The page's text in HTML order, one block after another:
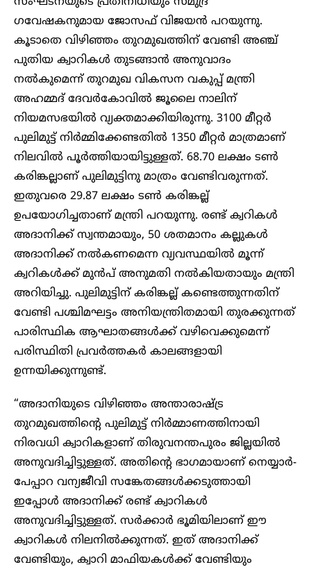
ഗവേഷകനുമായ ജോസഫ് വിജയൻ പറയുന്നു.
കൂടാതെ വിഴിഞ്ഞം തുറമുഖത്തിന് വേണ്ടി അഞ്ച്
പുതിയ ക്വാറികൾ തുടങ്ങാൻ അനുവാദം
നൽകുമെന്ന് തുറമുഖ വികസന വകുപ്പ് മന്ത്രി
അഹമ്മദ് ദേവർകോവിൽ ജൂലൈ നാലിന്
നിയമസഭയിൽ വ്യക്തമാക്കിയിരുന്നു. 3100 മീറ്റർ
പുലിമുട്ട് നിർമ്മിക്കേണ്ടതിൽ 1350 മീറ്റർ മാത്രമാണ്
നിലവിൽ പൂർത്തിയായിട്ടുള്ളത്. 68.70 ലക്ഷം ടൺ
കരിങ്കല്ലാണ് പുലിമുട്ടിനു മാത്രം വേണ്ടിവരുന്നത്.
ഇതുവരെ 29.87 ലക്ഷം ടൺ കരിങ്കല്ല്
ഉപയോഗിച്ചതാണ് മന്ത്രി പറയുന്നു. രണ്ട് ക്വറികൾ
അദാനിക്ക് സ്വന്തമായും, 50 ശതമാനം കല്ലുകൾ
അദാനിക്ക് നൽകണമെന്ന വ്യവസ്ഥയിൽ മൂന്ന്
ക്വറികൾക്ക് മുൻപ് അനുമതി നൽകിയതായും മന്ത്രി
അറിയിച്ചു. പുലിമുട്ടിന് കരിങ്കല്ല് കണ്ടെത്തുന്നതിന്
വേണ്ടി പശ്ചിമഘട്ടം അനിയന്ത്രിതമായി തുരക്കുന്നത്
പാരിസ്ഥിക ആഘാതങ്ങൾക്ക് വഴിവെക്കുമെന്ന്
പരിസ്ഥിതി പ്രവർത്തകർ കാലങ്ങളായി
ഉന്നയിക്കുന്നുണ്ട്.
“അദാനിയുടെ വിഴിഞ്ഞം അന്താരാഷ്ട്ര
തുറമുഖത്തിന്റെ പുലിമുട്ട് നിർമ്മാണത്തിനായി
നിരവധി ക്വാറികളാണ് തിരുവനന്തപുരം ജില്ലയിൽ
അനുവദിച്ചിട്ടുള്ളത്. അതിന്റെ ഭാഗമായാണ് നെയ്യാർ-
പേപ്പാറ വന്യജീവി സങ്കേതങ്ങൾക്കടുത്തായി
ഇപ്പോൾ അദാനിക്ക് രണ്ട് ക്വാറികൾ
അനുവദിച്ചിട്ടുള്ളത്. സർക്കാർ ഭൂമിയിലാണ് ഈ
ക്വാറികൾ നിലനിൽക്കുന്നത്. ഇത് അദാനിക്ക്
വേണ്ടിയും, ക്വാറി മാഫിയകൾക്ക് വേണ്ടിയും